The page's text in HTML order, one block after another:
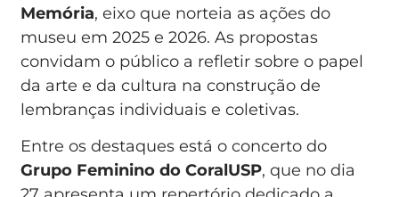
Memória, eixo que norteia as ações do
museu em 2025 e 2026. As propostas
convidam o público a refletir sobre o papel
da arte e da cultura na construção de
lembranças individuais e coletivas.
Entre os destaques está o concerto do
Grupo Feminino do CoralUSP, que no dia